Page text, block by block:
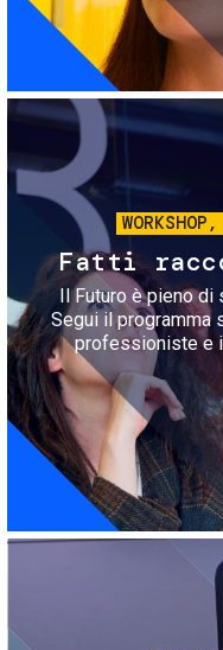
Fatti
Il Futuro è pieno
Segui il programma
professioniste e